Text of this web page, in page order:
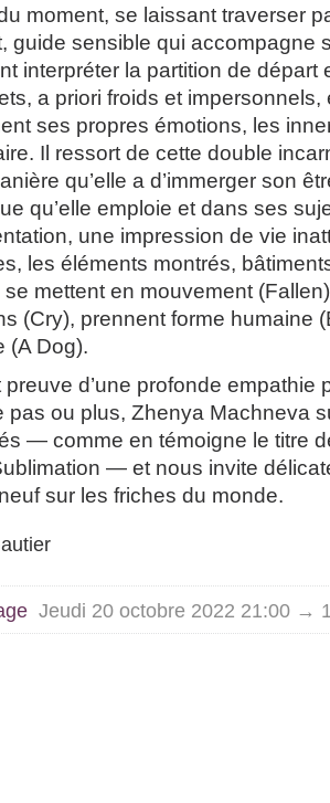
du moment, se laissant traverser
guide sensible qui accompagne
interpréter la partition de départ
a priori froids et impersonnels,
ses propres émotions, les
Il ressort de cette double
qu’elle a d’immerger son
qu’elle emploie et dans ses
une impression de vie
les éléments montrés,
se mettent en mouvement
(Cry), prennent forme humaine
(A Dog).
preuve d’une profonde empathie
pas ou plus, Zhenya Machneva
— comme en témoigne le titre
— et nous invite
sur les friches du monde.
Jeudi 20 octobre 2022 21:00 →